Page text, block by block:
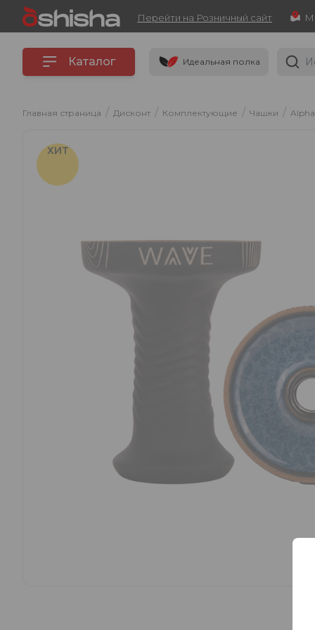
Перейти на Розничный сайт
Каталог Идеальная полка
Главная страница / Дисконт / Комплектующие / Чашки /
ХИТ